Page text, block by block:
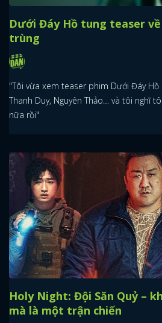
Dưới Đáy Hồ tung teaser
trùng
"Tôi vừa xem teaser phim Dưới Đáy Hồ
Thanh Duy, Nguyên Thảo… và tôi nghĩ
nữa rồi"
Holy Night: Đội Săn Quỷ –
mà là một trận chiến